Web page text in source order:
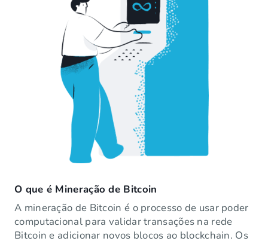
O que é Mineração de Bitcoin
A mineração de Bitcoin é o processo de usar poder
computacional para validar transações na rede
Bitcoin e adicionar novos blocos ao blockchain. Os